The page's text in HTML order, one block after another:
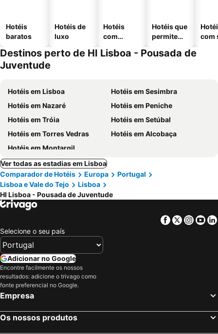
Hotéis
baratos
Hotéis de
luxo
Hotéis
com
Hotéis que
permitem
com
Destinos perto de HI Lisboa - Pousada de
Juventude
Hotéis em Lisboa
Hotéis em Sesimbra
Hotéis em Nazaré
Hotéis em Peniche
Hotéis em Tróia
Hotéis em Setúbal
Hotéis em Torres Vedras
Hotéis em Alcobaça
Hotéis em Montargil
Ver todas as estadias em Lisboa
Comparador de Hotéis
Europa
Portugal
Lisboa e Vale do Tejo
Lisboa
HI Lisboa - Pousada de Juventude
Facebook
Twitter
Selecione o seu país
Adicionar no Google
Encontre facilmente os nossos
resultados: adicione o trivago como
fonte preferencial no Google.
Empresa
Os nossos produtos